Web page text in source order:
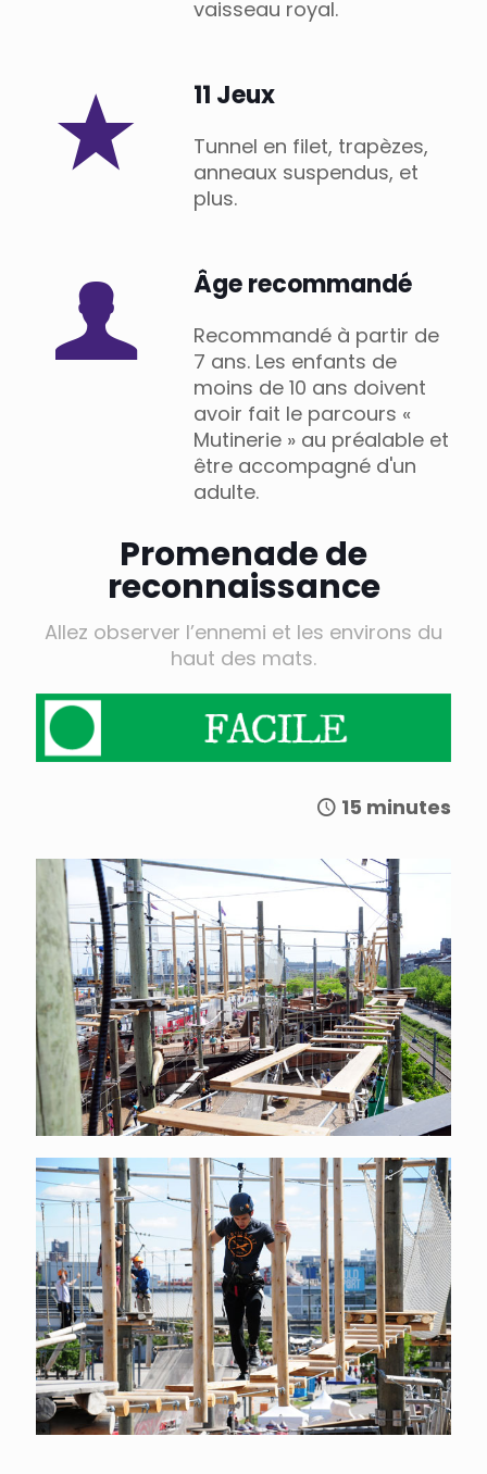
vaisseau royal.
11 Jeux
Tunnel en filet, trapèzes,
anneaux suspendus, et
plus.
Âge recommandé
Recommandé à partir de
7 ans. Les enfants de
moins de 10 ans doivent
avoir fait le parcours «
Mutinerie » au préalable et
être accompagné d'un
adulte.
Promenade de
reconnaissance
Allez observer l’ennemi et les environs du
haut des mats.
15 minutes